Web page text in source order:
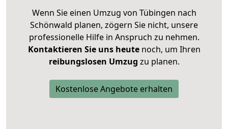
Wenn Sie einen Umzug von Tübingen nach
Schönwald planen, zögern Sie nicht, unsere
professionelle Hilfe in Anspruch zu nehmen.
Kontaktieren Sie uns heutenoch, um Ihren
reibungslosen Umzug zu planen.
Kostenlose Angebote erhalten